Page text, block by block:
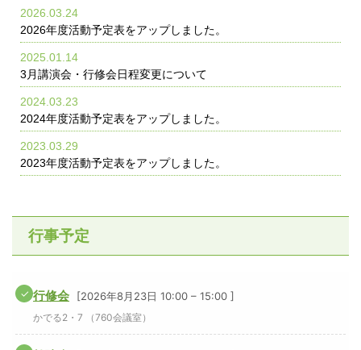
2026.03.24
2026年度活動予定表をアップしました。
2025.01.14
3月講演会・行修会日程変更について
2024.03.23
2024年度活動予定表をアップしました。
2023.03.29
2023年度活動予定表をアップしました。
行事予定